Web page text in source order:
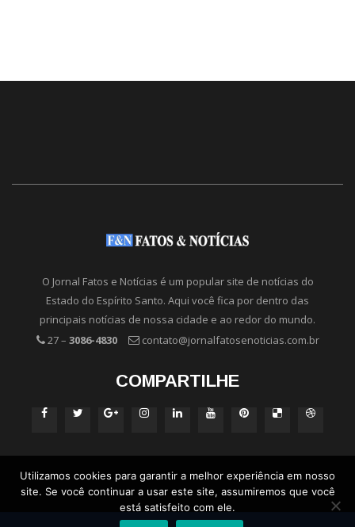
O Jornal Fatos e Notícias é um popular site de notícias do
Estado do Espírito Santo. Aqui você fica por dentro das
principais notícias de nossa cidade e ao redor do mundo.
27 – 3086-4830 contato@jornalfatosenoticias.com.br
COMPARTILHE
Utilizamos cookies para garantir a melhor experiência em nosso
site. Se você continuar a usar este site, assumiremos que você
está satisfeito com ele.